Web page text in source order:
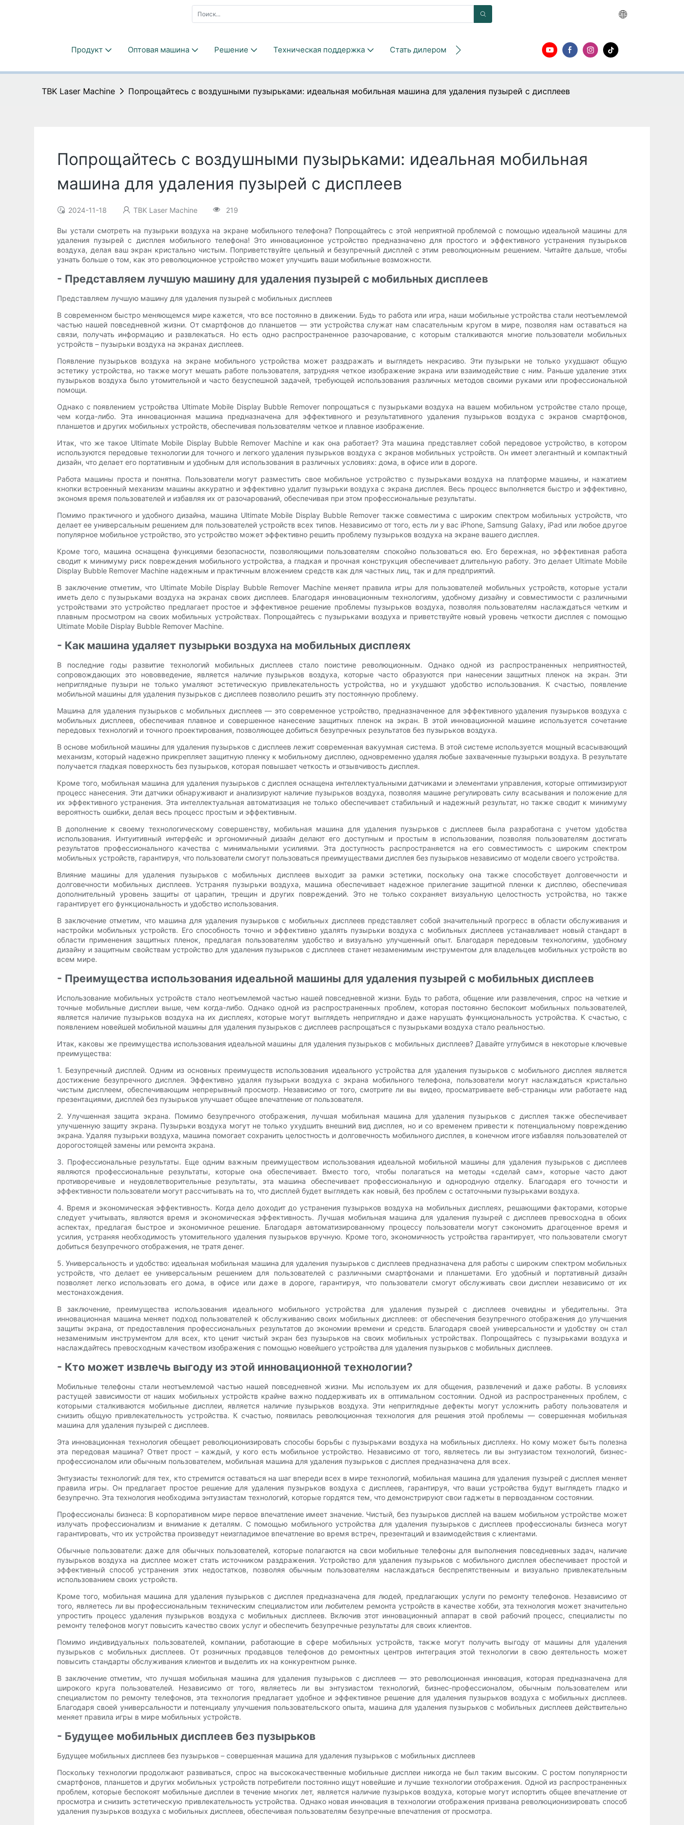
Продукт Оптовая машина Решение Техническая поддержка Стать дилером
TBK Laser Machine Попрощайтесь с воздушными пузырьками: идеальная мобильная машина для удаления пузырей с дисплеев
Попрощайтесь с воздушными пузырьками: идеальная мобильная
машина для удаления пузырей с дисплеев
2024-11-18 TBK Laser Machine 219
Вы устали смотреть на пузырьки воздуха на экране мобильного телефона? Попрощайтесь с этой неприятной проблемой с помощью идеальной машины для
удаления пузырей с дисплея мобильного телефона! Это инновационное устройство предназначено для простого и эффективного устранения пузырьков
воздуха, делая ваш экран кристально чистым. Поприветствуйте цельный и безупречный дисплей с этим революционным решением. Читайте дальше, чтобы
узнать больше о том, как это революционное устройство может улучшить ваши мобильные возможности.
- Представляем лучшую машину для удаления пузырей с мобильных дисплеев
Представляем лучшую машину для удаления пузырей с мобильных дисплеев
В современном быстро меняющемся мире кажется, что все постоянно в движении. Будь то работа или игра, наши мобильные устройства стали неотъемлемой
частью нашей повседневной жизни. От смартфонов до планшетов — эти устройства служат нам спасательным кругом в мире, позволяя нам оставаться на
связи, получать информацию и развлекаться. Но есть одно распространенное разочарование, с которым сталкиваются многие пользователи мобильных
устройств – пузырьки воздуха на экранах дисплеев.
Появление пузырьков воздуха на экране мобильного устройства может раздражать и выглядеть некрасиво. Эти пузырьки не только ухудшают общую
эстетику устройства, но также могут мешать работе пользователя, затрудняя четкое изображение экрана или взаимодействие с ним. Раньше удаление этих
пузырьков воздуха было утомительной и часто безуспешной задачей, требующей использования различных методов своими руками или профессиональной
помощи.
Однако с появлением устройства Ultimate Mobile Display Bubble Remover попрощаться с пузырьками воздуха на вашем мобильном устройстве стало проще,
чем когда-либо. Эта инновационная машина предназначена для эффективного и результативного удаления пузырьков воздуха с экранов смартфонов,
планшетов и других мобильных устройств, обеспечивая пользователям четкое и плавное изображение.
Итак, что же такое Ultimate Mobile Display Bubble Remover Machine и как она работает? Эта машина представляет собой передовое устройство, в котором
используются передовые технологии для точного и легкого удаления пузырьков воздуха с экранов мобильных устройств. Он имеет элегантный и компактный
дизайн, что делает его портативным и удобным для использования в различных условиях: дома, в офисе или в дороге.
Работа машины проста и понятна. Пользователи могут разместить свое мобильное устройство с пузырьками воздуха на платформе машины, и нажатием
кнопки встроенный механизм машины аккуратно и эффективно удалит пузырьки воздуха с экрана дисплея. Весь процесс выполняется быстро и эффективно,
экономя время пользователей и избавляя их от разочарований, обеспечивая при этом профессиональные результаты.
Помимо практичного и удобного дизайна, машина Ultimate Mobile Display Bubble Remover также совместима с широким спектром мобильных устройств, что
делает ее универсальным решением для пользователей устройств всех типов. Независимо от того, есть ли у вас iPhone, Samsung Galaxy, iPad или любое другое
популярное мобильное устройство, это устройство может эффективно решить проблему пузырьков воздуха на экране вашего дисплея.
Кроме того, машина оснащена функциями безопасности, позволяющими пользователям спокойно пользоваться ею. Его бережная, но эффективная работа
сводит к минимуму риск повреждения мобильного устройства, а гладкая и прочная конструкция обеспечивает длительную работу. Это делает Ultimate Mobile
Display Bubble Remover Machine надежным и практичным вложением средств как для частных лиц, так и для предприятий.
В заключение отметим, что Ultimate Mobile Display Bubble Remover Machine меняет правила игры для пользователей мобильных устройств, которые устали
иметь дело с пузырьками воздуха на экранах своих дисплеев. Благодаря инновационным технологиям, удобному дизайну и совместимости с различными
устройствами это устройство предлагает простое и эффективное решение проблемы пузырьков воздуха, позволяя пользователям наслаждаться четким и
плавным просмотром на своих мобильных устройствах. Попрощайтесь с пузырьками воздуха и приветствуйте новый уровень четкости дисплея с помощью
Ultimate Mobile Display Bubble Remover Machine.
- Как машина удаляет пузырьки воздуха на мобильных дисплеях
В последние годы развитие технологий мобильных дисплеев стало поистине революционным. Однако одной из распространенных неприятностей,
сопровождающих это нововведение, является наличие пузырьков воздуха, которые часто образуются при нанесении защитных пленок на экран. Эти
неприглядные пузыри не только умаляют эстетическую привлекательность устройства, но и ухудшают удобство использования. К счастью, появление
мобильной машины для удаления пузырьков с дисплеев позволило решить эту постоянную проблему.
Машина для удаления пузырьков с мобильных дисплеев — это современное устройство, предназначенное для эффективного удаления пузырьков воздуха с
мобильных дисплеев, обеспечивая плавное и совершенное нанесение защитных пленок на экран. В этой инновационной машине используется сочетание
передовых технологий и точного проектирования, позволяющее добиться безупречных результатов без пузырьков воздуха.
В основе мобильной машины для удаления пузырьков с дисплеев лежит современная вакуумная система. В этой системе используется мощный всасывающий
механизм, который надежно прикрепляет защитную пленку к мобильному дисплею, одновременно удаляя любые захваченные пузырьки воздуха. В результате
получается гладкая поверхность без пузырьков, которая повышает четкость и отзывчивость дисплея.
Кроме того, мобильная машина для удаления пузырьков с дисплея оснащена интеллектуальными датчиками и элементами управления, которые оптимизируют
процесс нанесения. Эти датчики обнаруживают и анализируют наличие пузырьков воздуха, позволяя машине регулировать силу всасывания и положение для
их эффективного устранения. Эта интеллектуальная автоматизация не только обеспечивает стабильный и надежный результат, но также сводит к минимуму
вероятность ошибки, делая весь процесс простым и эффективным.
В дополнение к своему технологическому совершенству, мобильная машина для удаления пузырьков с дисплеев была разработана с учетом удобства
использования. Интуитивный интерфейс и эргономичный дизайн делают его доступным и простым в использовании, позволяя пользователям достигать
результатов профессионального качества с минимальными усилиями. Эта доступность распространяется на его совместимость с широким спектром
мобильных устройств, гарантируя, что пользователи смогут пользоваться преимуществами дисплея без пузырьков независимо от модели своего устройства.
Влияние машины для удаления пузырьков с мобильных дисплеев выходит за рамки эстетики, поскольку она также способствует долговечности и
долговечности мобильных дисплеев. Устраняя пузырьки воздуха, машина обеспечивает надежное прилегание защитной пленки к дисплею, обеспечивая
дополнительный уровень защиты от царапин, трещин и других повреждений. Это не только сохраняет визуальную целостность устройства, но также
гарантирует его функциональность и удобство использования.
В заключение отметим, что машина для удаления пузырьков с мобильных дисплеев представляет собой значительный прогресс в области обслуживания и
настройки мобильных устройств. Его способность точно и эффективно удалять пузырьки воздуха с мобильных дисплеев устанавливает новый стандарт в
области применения защитных пленок, предлагая пользователям удобство и визуально улучшенный опыт. Благодаря передовым технологиям, удобному
дизайну и защитным свойствам устройство для удаления пузырьков с дисплеев станет незаменимым инструментом для владельцев мобильных устройств во
всем мире.
- Преимущества использования идеальной машины для удаления пузырей с мобильных дисплеев
Использование мобильных устройств стало неотъемлемой частью нашей повседневной жизни. Будь то работа, общение или развлечения, спрос на четкие и
точные мобильные дисплеи выше, чем когда-либо. Однако одной из распространенных проблем, которая постоянно беспокоит мобильных пользователей,
является наличие пузырьков воздуха на их дисплеях, которые могут выглядеть неприглядно и даже нарушать функциональность устройства. К счастью, с
появлением новейшей мобильной машины для удаления пузырьков с дисплеев распрощаться с пузырьками воздуха стало реальностью.
Итак, каковы же преимущества использования идеальной машины для удаления пузырьков с мобильных дисплеев? Давайте углубимся в некоторые ключевые
преимущества:
1. Безупречный дисплей. Одним из основных преимуществ использования идеального устройства для удаления пузырьков с мобильного дисплея является
достижение безупречного дисплея. Эффективно удаляя пузырьки воздуха с экрана мобильного телефона, пользователи могут наслаждаться кристально
чистым дисплеем, обеспечивающим непрерывный просмотр. Независимо от того, смотрите ли вы видео, просматриваете веб-страницы или работаете над
презентациями, дисплей без пузырьков улучшает общее впечатление от пользователя.
2. Улучшенная защита экрана. Помимо безупречного отображения, лучшая мобильная машина для удаления пузырьков с дисплея также обеспечивает
улучшенную защиту экрана. Пузырьки воздуха могут не только ухудшить внешний вид дисплея, но и со временем привести к потенциальному повреждению
экрана. Удаляя пузырьки воздуха, машина помогает сохранить целостность и долговечность мобильного дисплея, в конечном итоге избавляя пользователей от
дорогостоящей замены или ремонта экрана.
3. Профессиональные результаты. Еще одним важным преимуществом использования идеальной мобильной машины для удаления пузырьков с дисплеев
являются профессиональные результаты, которые она обеспечивает. Вместо того, чтобы полагаться на методы «сделай сам», которые часто дают
противоречивые и неудовлетворительные результаты, эта машина обеспечивает профессиональную и однородную отделку. Благодаря его точности и
эффективности пользователи могут рассчитывать на то, что дисплей будет выглядеть как новый, без проблем с остаточными пузырьками воздуха.
4. Время и экономическая эффективность. Когда дело доходит до устранения пузырьков воздуха на мобильных дисплеях, решающими факторами, которые
следует учитывать, являются время и экономическая эффективность. Лучшая мобильная машина для удаления пузырей с дисплеев превосходна в обоих
аспектах, предлагая быстрое и экономичное решение. Благодаря автоматизированному процессу пользователи могут сэкономить драгоценное время и
усилия, устраняя необходимость утомительного удаления пузырьков вручную. Кроме того, экономичность устройства гарантирует, что пользователи смогут
добиться безупречного отображения, не тратя денег.
5. Универсальность и удобство: идеальная мобильная машина для удаления пузырьков с дисплеев предназначена для работы с широким спектром мобильных
устройств, что делает ее универсальным решением для пользователей с различными смартфонами и планшетами. Его удобный и портативный дизайн
позволяет легко использовать его дома, в офисе или даже в дороге, гарантируя, что пользователи смогут обслуживать свои дисплеи независимо от их
местонахождения.
В заключение, преимущества использования идеального мобильного устройства для удаления пузырей с дисплеев очевидны и убедительны. Эта
инновационная машина меняет подход пользователей к обслуживанию своих мобильных дисплеев: от обеспечения безупречного отображения до улучшения
защиты экрана, от предоставления профессиональных результатов до экономии времени и средств. Благодаря своей универсальности и удобству он стал
незаменимым инструментом для всех, кто ценит чистый экран без пузырьков на своих мобильных устройствах. Попрощайтесь с пузырьками воздуха и
наслаждайтесь превосходным качеством изображения с помощью новейшего устройства для удаления пузырьков с мобильных дисплеев.
- Кто может извлечь выгоду из этой инновационной технологии?
Мобильные телефоны стали неотъемлемой частью нашей повседневной жизни. Мы используем их для общения, развлечений и даже работы. В условиях
растущей зависимости от наших мобильных устройств крайне важно поддерживать их в оптимальном состоянии. Одной из распространенных проблем, с
которыми сталкиваются мобильные дисплеи, является наличие пузырьков воздуха. Эти неприглядные дефекты могут усложнить работу пользователя и
снизить общую привлекательность устройства. К счастью, появилась революционная технология для решения этой проблемы — совершенная мобильная
машина для удаления пузырей с дисплеев.
Эта инновационная технология обещает революционизировать способы борьбы с пузырьками воздуха на мобильных дисплеях. Но кому может быть полезна
эта передовая машина? Ответ прост – каждый, у кого есть мобильное устройство. Независимо от того, являетесь ли вы энтузиастом технологий, бизнес-
профессионалом или обычным пользователем, мобильная машина для удаления пузырьков с дисплея предназначена для всех.
Энтузиасты технологий: для тех, кто стремится оставаться на шаг впереди всех в мире технологий, мобильная машина для удаления пузырей с дисплея меняет
правила игры. Он предлагает простое решение для удаления пузырьков воздуха с дисплеев, гарантируя, что ваши устройства будут выглядеть гладко и
безупречно. Эта технология необходима энтузиастам технологий, которые гордятся тем, что демонстрируют свои гаджеты в первозданном состоянии.
Профессионалы бизнеса: В корпоративном мире первое впечатление имеет значение. Чистый, без пузырьков дисплей на вашем мобильном устройстве может
излучать профессионализм и внимание к деталям. С помощью мобильного устройства для удаления пузырьков с дисплеев профессионалы бизнеса могут
гарантировать, что их устройства произведут неизгладимое впечатление во время встреч, презентаций и взаимодействия с клиентами.
Обычные пользователи: даже для обычных пользователей, которые полагаются на свои мобильные телефоны для выполнения повседневных задач, наличие
пузырьков воздуха на дисплее может стать источником раздражения. Устройство для удаления пузырьков с мобильного дисплея обеспечивает простой и
эффективный способ устранения этих недостатков, позволяя обычным пользователям наслаждаться беспрепятственным и визуально привлекательным
использованием своих устройств.
Кроме того, мобильная машина для удаления пузырьков с дисплея предназначена для людей, предлагающих услуги по ремонту телефонов. Независимо от
того, являетесь ли вы профессиональным техническим специалистом или любителем ремонта устройств в качестве хобби, эта технология может значительно
упростить процесс удаления пузырьков воздуха с мобильных дисплеев. Включив этот инновационный аппарат в свой рабочий процесс, специалисты по
ремонту телефонов могут повысить качество своих услуг и обеспечить безупречные результаты для своих клиентов.
Помимо индивидуальных пользователей, компании, работающие в сфере мобильных устройств, также могут получить выгоду от машины для удаления
пузырьков с мобильных дисплеев. От розничных продавцов телефонов до ремонтных центров интеграция этой технологии в свою деятельность может
повысить стандарты обслуживания клиентов и выделить их на конкурентном рынке.
В заключение отметим, что лучшая мобильная машина для удаления пузырьков с дисплеев — это революционная инновация, которая предназначена для
широкого круга пользователей. Независимо от того, являетесь ли вы энтузиастом технологий, бизнес-профессионалом, обычным пользователем или
специалистом по ремонту телефонов, эта технология предлагает удобное и эффективное решение для удаления пузырьков воздуха с мобильных дисплеев.
Благодаря своей универсальности и потенциалу улучшения пользовательского опыта, машина для удаления пузырьков с мобильных дисплеев действительно
меняет правила игры в мире мобильных устройств.
- Будущее мобильных дисплеев без пузырьков
Будущее мобильных дисплеев без пузырьков – совершенная машина для удаления пузырьков с мобильных дисплеев
Поскольку технологии продолжают развиваться, спрос на высококачественные мобильные дисплеи никогда не был таким высоким. С ростом популярности
смартфонов, планшетов и других мобильных устройств потребители постоянно ищут новейшие и лучшие технологии отображения. Одной из распространенных
проблем, которые беспокоят мобильные дисплеи в течение многих лет, является наличие пузырьков воздуха, которые могут испортить общее впечатление от
просмотра и снизить эстетическую привлекательность устройства. Однако новая инновация в технологии отображения призвана революционизировать способ
удаления пузырьков воздуха с мобильных дисплеев, обеспечивая пользователям безупречные впечатления от просмотра.